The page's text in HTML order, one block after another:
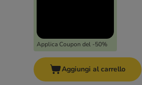
Applica Coupon del -50%
Aggiungi al carrello